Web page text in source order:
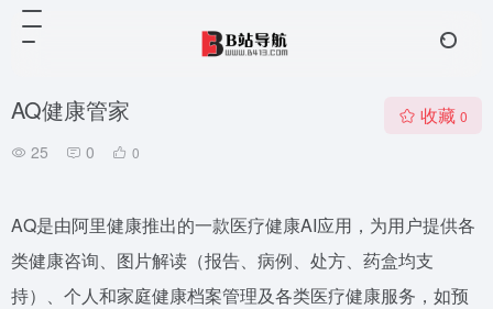
AQ健康管家
25 0 0
收藏 0
AQ是由阿里健康推出的一款医疗健康AI应用，为用户提供各
类健康咨询、图片解读（报告、病例、处方、药盒均支
持）、个人和家庭健康档案管理及各类医疗健康服务，如预